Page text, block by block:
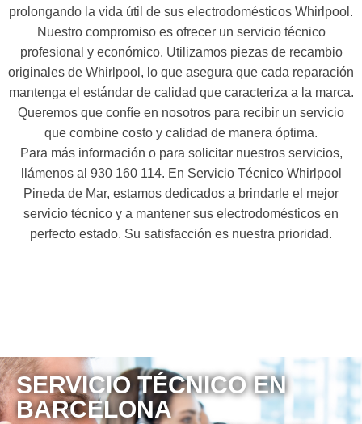
prolongando la vida útil de sus electrodomésticos Whirlpool.
Nuestro compromiso es ofrecer un servicio técnico
profesional y económico. Utilizamos piezas de recambio
originales de Whirlpool, lo que asegura que cada reparación
mantenga el estándar de calidad que caracteriza a la marca.
Queremos que confíe en nosotros para recibir un servicio
que combine costo y calidad de manera óptima.
Para más información o para solicitar nuestros servicios,
llámenos al 930 160 114. En Servicio Técnico Whirlpool
Pineda de Mar, estamos dedicados a brindarle el mejor
servicio técnico y a mantener sus electrodomésticos en
perfecto estado. Su satisfacción es nuestra prioridad.
SERVICIO TÉCNICO EN
BARCELONA